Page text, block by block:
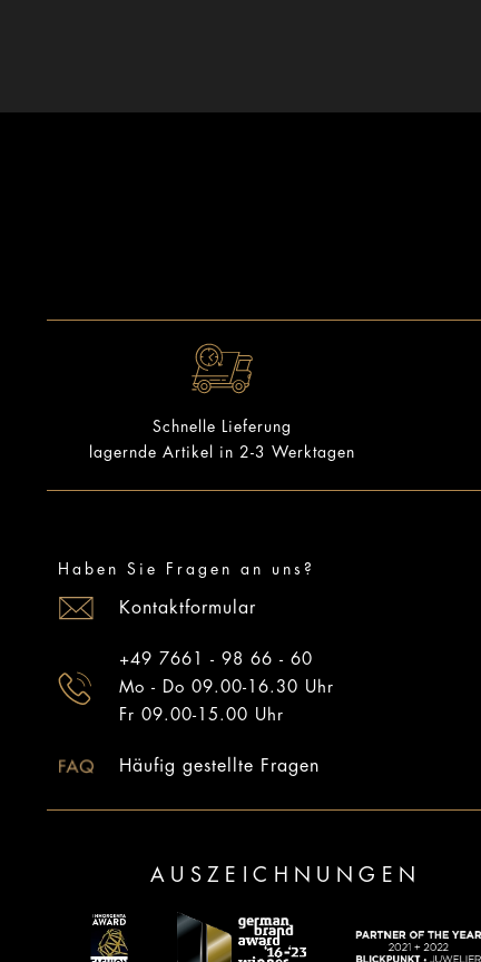
Schnelle Lieferung
lagernde Artikel in 2-3 Werktagen
Haben Sie Fragen an uns?
Kontaktformular
+49 7661 - 98 66 - 60
Mo - Do 09.00-16.30 Uhr
Fr 09.00-15.00 Uhr
Häufig gestellte Fragen
AUSZEICHNUNGEN